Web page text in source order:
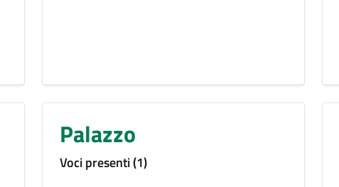
Palazzo
Voci presenti (1)